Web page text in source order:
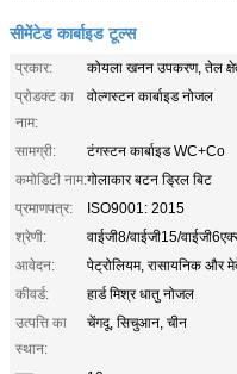
सीमेंटेड कार्बाइड टूल्स
प्रकार:
कोयला खनन उपकरण, तेल
प्रोडक्ट का
नाम:
वोल्गस्टन कार्बाइड नोजल
सामग्री:
टंगस्टन कार्बाइड WC+Co
कमोडिटी नाम:गोलाकार बटन ड्रिल बिट
प्रमाणपत्र:
ISO9001: 2015
श्रेणी:
वाईजी8/वाईजी15/
आवेदन:
पेट्रोलियम, रासायनिक और
कीवर्ड:
हार्ड मिश्र धातु नोजल
उत्पत्ति का
स्थान:
चेंगदू, सिचुआन, चीन